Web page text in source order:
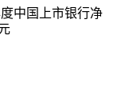
中国上市银行净